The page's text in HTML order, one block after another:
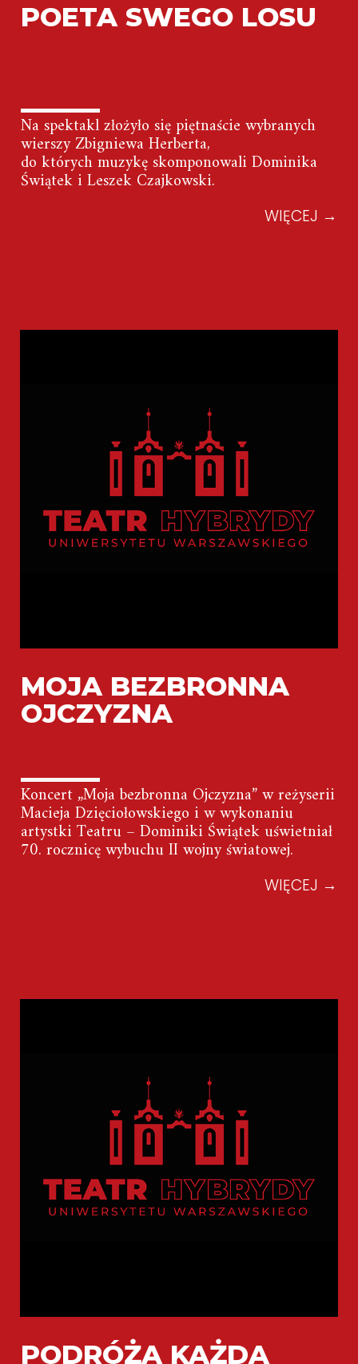
POETA SWEGO LOSU
Na spektakl złożyło się piętnaście wybranych
wierszy Zbigniewa Herberta,
do których muzykę skomponowali Dominika
Świątek i Leszek Czajkowski.
WIĘCEJ →
MOJA BEZBRONNA
OJCZYZNA
Koncert „Moja bezbronna Ojczyzna” w reżyserii
Macieja Dzięciołowskiego i w wykonaniu
artystki Teatru – Dominiki Świątek uświetniał
70. rocznicę wybuchu II wojny światowej.
WIĘCEJ →
PODRÓŻĄ KAŻDA